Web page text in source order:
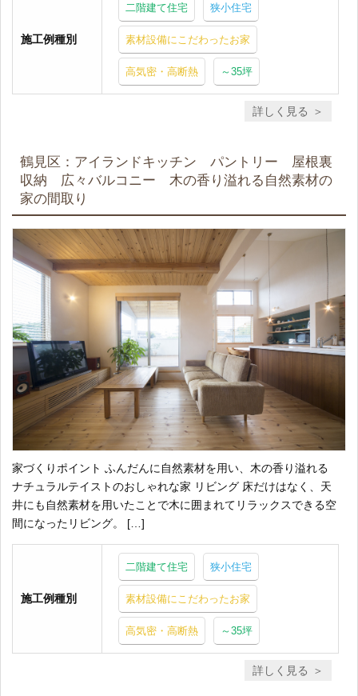
施工例種別
二階建て住宅 狭小住宅
素材設備にこだわったお家
高気密・高断熱 ～35坪
詳しく見る
鶴見区：アイランドキッチン パントリー 屋根裏
収納 広々バルコニー 木の香り溢れる自然素材の
家の間取り
家づくりポイント ふんだんに自然素材を用い、木の香り溢れる
ナチュラルテイストのおしゃれな家 リビング 床だけはなく、天
井にも自然素材を用いたことで木に囲まれてリラックスできる空
間になったリビング。 […]
施工例種別
二階建て住宅 狭小住宅
素材設備にこだわったお家
高気密・高断熱 ～35坪
詳しく見る